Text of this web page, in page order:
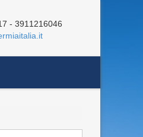
- 3911216046